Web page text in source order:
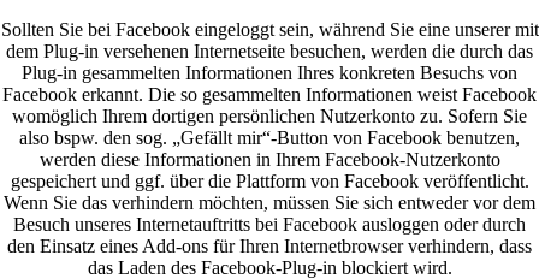
Sollten Sie bei Facebook eingeloggt sein, während Sie eine unserer mit
dem Plug-in versehenen Internetseite besuchen, werden die durch das
Plug-in gesammelten Informationen Ihres konkreten Besuchs von
Facebook erkannt. Die so gesammelten Informationen weist Facebook
womöglich Ihrem dortigen persönlichen Nutzerkonto zu. Sofern Sie
also bspw. den sog. „Gefällt mir“-Button von Facebook benutzen,
werden diese Informationen in Ihrem Facebook-Nutzerkonto
gespeichert und ggf. über die Plattform von Facebook veröffentlicht.
Wenn Sie das verhindern möchten, müssen Sie sich entweder vor dem
Besuch unseres Internetauftritts bei Facebook ausloggen oder durch
den Einsatz eines Add-ons für Ihren Internetbrowser verhindern, dass
das Laden des Facebook-Plug-in blockiert wird.